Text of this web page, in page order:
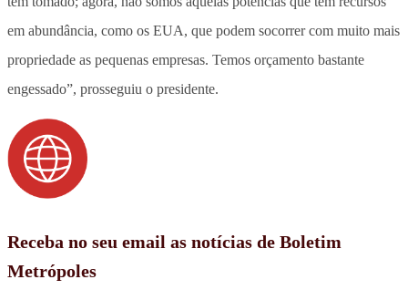
em abundância, como os EUA, que podem socorrer com muito mais
propriedade as pequenas empresas. Temos orçamento bastante
engessado”, prosseguiu o presidente.
Receba no seu email as notícias de Boletim
Metrópoles